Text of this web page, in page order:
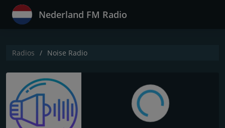
Nederland FM Radio
Radios Noise Radio